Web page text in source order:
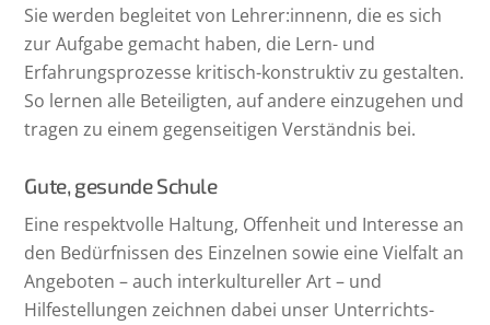
Sie werden begleitet von Lehrer:innenn, die es sich
zur Aufgabe gemacht haben, die Lern- und
Erfahrungsprozesse kritisch-konstruktiv zu gestalten.
So lernen alle Beteiligten, auf andere einzugehen und
tragen zu einem gegenseitigen Verständnis bei.
Gute, gesunde Schule
Eine respektvolle Haltung, Offenheit und Interesse an
den Bedürfnissen des Einzelnen sowie eine Vielfalt an
Angeboten – auch interkultureller Art – und
Hilfestellungen zeichnen dabei unser Unterrichts-